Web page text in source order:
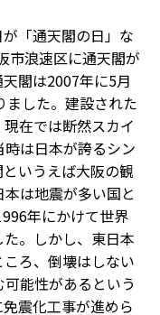
「通天閣の日」な
市浪速区に通天閣が
閣は2007年に5月
ました。建設された
在では断然スカイ
は日本が誇るシン
いうえば大阪の観
は地震が多い国と
年にかけて世界
。しかし、東日本
ろ、倒壊はしない
能性があるという
震化工事が進めら